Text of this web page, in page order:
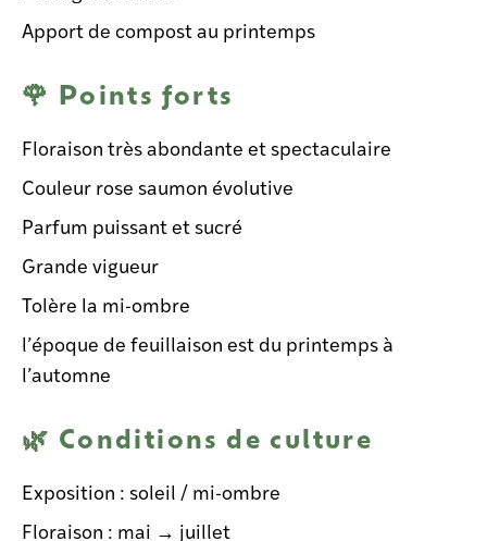
Apport de compost au printemps
🌹 Points forts
Floraison très abondante et spectaculaire
Couleur rose saumon évolutive
Parfum puissant et sucré
Grande vigueur
Tolère la mi-ombre
l’époque de feuillaison est du printemps à
l’automne
🌿 Conditions de culture
Exposition : soleil / mi-ombre
Floraison : mai → juillet